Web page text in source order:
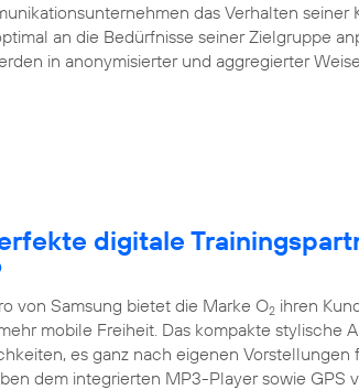
das Verhalten seiner
an die Bedürfnisse seiner Zielgruppe
in anonymisierter und aggregierter Weise
digitale
von Samsung bietet die Marke O2 ihren
mobile Freiheit. Das kompakte stylische
es ganz nach eigenen Vorstellungen
dem integrierten MP3-Player sowie GPS